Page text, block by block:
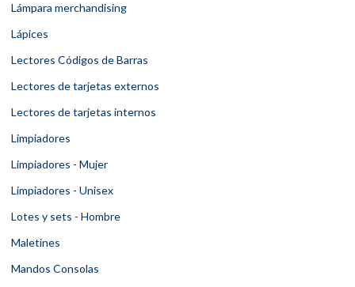
Lámpara merchandising
Lápices
Lectores Códigos de Barras
Lectores de tarjetas externos
Lectores de tarjetas internos
Limpiadores
Limpiadores - Mujer
Limpiadores - Unisex
Lotes y sets - Hombre
Maletines
Mandos Consolas